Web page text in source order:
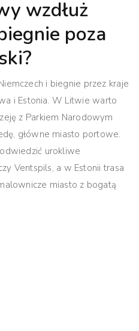
wzdłuż
poza
i biegnie przez kraje
i Estonia. W Litwie warto
z Parkiem Narodowym
główne miasto portowe.
urokliwe
Ventspils, a w Estonii trasa
miasto z bogatą